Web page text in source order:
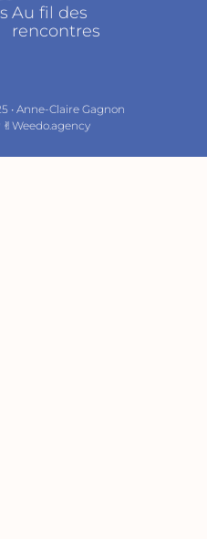
Au fil des
rencontres
• Anne-Claire Gagnon
✌︎Weedo.agency